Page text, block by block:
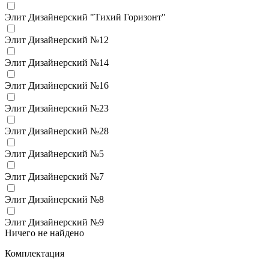
Элит Дизайнерский "Тихий Горизонт"
Элит Дизайнерский №12
Элит Дизайнерский №14
Элит Дизайнерский №16
Элит Дизайнерский №23
Элит Дизайнерский №28
Элит Дизайнерский №5
Элит Дизайнерский №7
Элит Дизайнерский №8
Элит Дизайнерский №9
Ничего не найдено
Комплектация